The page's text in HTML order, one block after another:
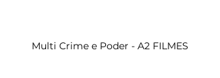
Multi Crime e Poder - A2 FILMES